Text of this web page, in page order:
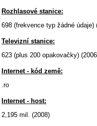
Rozhlasové stanice:
698 (frekvence typ žádné údaje)
Televizní stanice:
623 (plus 200 opakovačky)
Internet - kód země:
.ro
Internet - host:
2,195 mil. (2008)